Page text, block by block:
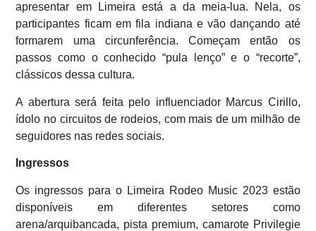
apresentar em Limeira está a da meia-lua. Nela, os
participantes ficam em fila indiana e vão dançando até
formarem uma circunferência. Começam então os
passos como o conhecido “pula lenço” e o “recorte”,
clássicos dessa cultura.
A abertura será feita pelo influenciador Marcus Cirillo,
ídolo no circuitos de rodeios, com mais de um milhão de
seguidores nas redes sociais.
Ingressos
Os ingressos para o Limeira Rodeo Music 2023 estão
disponíveis em diferentes setores como
arena/arquibancada, pista premium, camarote Privilegie